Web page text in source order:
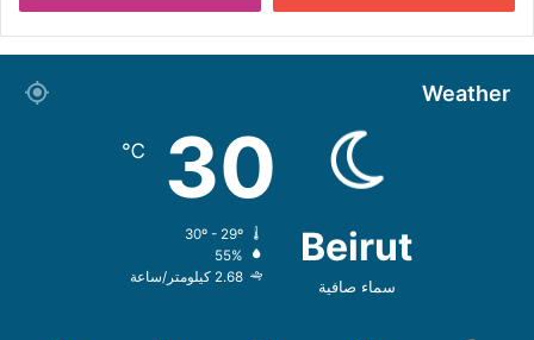
Weather
Beirut
سماء صافية
30
℃
55%
2.68 كيلومتر/ساعة